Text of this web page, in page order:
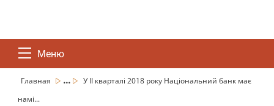
Меню
Главная ...
У ІІ кварталі 2018 року Національний банк має
намі...